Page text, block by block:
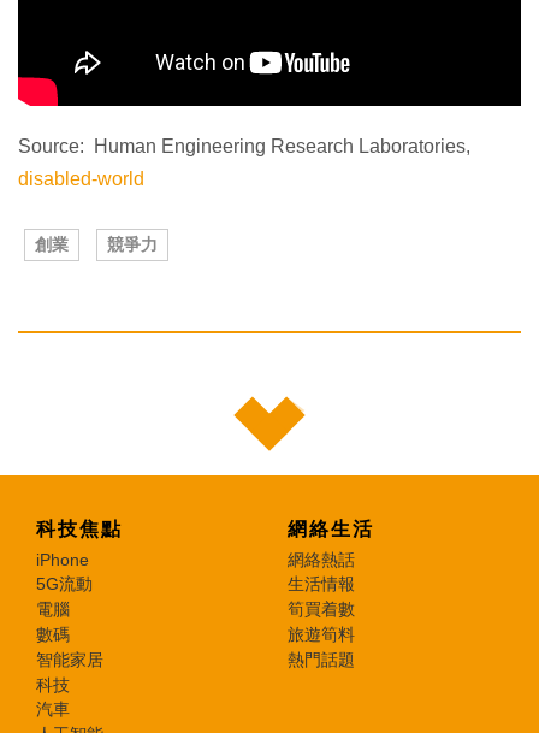
Source: Human Engineering Research Laboratories,
disabled-world
創業 競爭力
科技焦點
iPhone
5G流動
電腦
數碼
智能家居
科技
汽車
網絡生活
網絡熱話
生活情報
筍買着數
旅遊筍料
熱門話題